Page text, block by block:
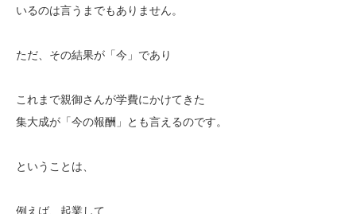
いるのは言うまでもありません。
ただ、その結果が「今」であり
これまで親御さんが学費にかけてきた
集大成が「今の報酬」とも言えるのです。
ということは、
例えば、起業して